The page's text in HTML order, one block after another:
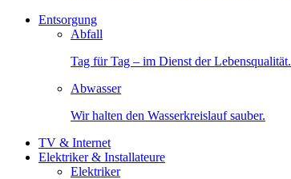
Entsorgung
Abfall
Tag für Tag – im Dienst der Lebensqualität.
Abwasser
Wir halten den Wasserkreislauf sauber.
TV & Internet
Elektriker & Installateure
Elektriker